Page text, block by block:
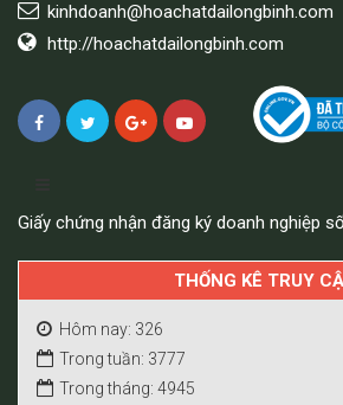
kinhdoanh@hoachatdailongbinh.com
http://hoachatdailongbinh.com
Giấy chứng nhận đăng ký doanh nghiệp
THỐNG KÊ TRUY
Hôm nay: 326
Trong tuần: 3777
Trong tháng: 4945